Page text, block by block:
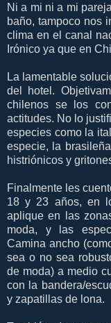
Ni a mi ni a mi
baño, tampoco nos
clima en el canal
Irónico ya que en
La lamentable
del hotel.
chilenos se los
actitudes. No lo
especies como la
especie, la
histriónicos y
Finalmente les
18 y 23 años, en
aplique en las
moda, y las
Camina ancho
sea o no sea
de moda) a medio
con la bandera/
y zapatillas de lona.